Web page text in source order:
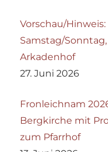
Vorschau/
Samstag/Sonntag,
Arkadenhof
27. Juni 2026
Fronleichnam
Bergkirche mit
zum Pfarrhof